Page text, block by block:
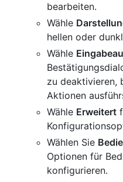
bearbeiten.
Wähle
hellen oder
Wähle
zu deaktivieren,
Aktionen
Wähle Erweitert
Wählen Sie
Optionen für
konfigurieren.